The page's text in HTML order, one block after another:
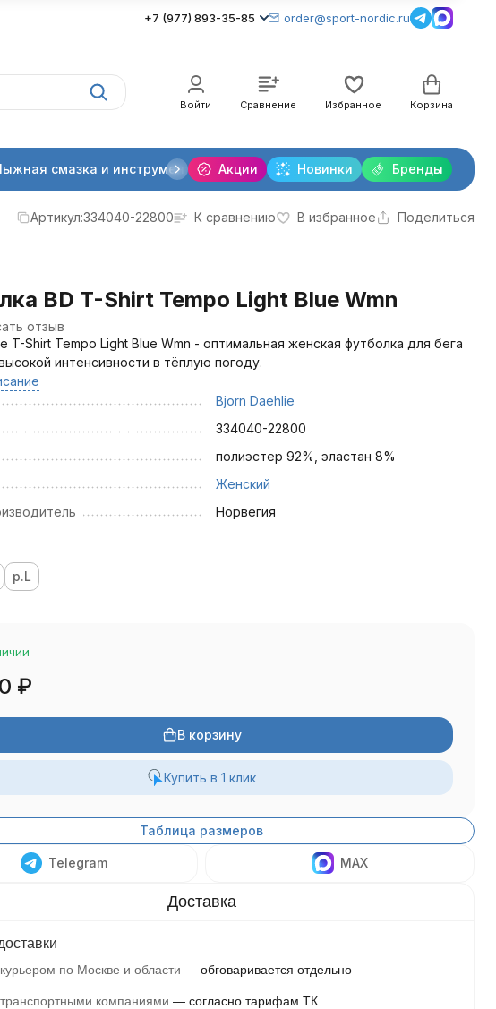
+7 (977) 893-35-85 order@sport-nordic.ru
Войти Сравнение Избранное Корзина
Акции Новинки Бренды
смазка и инструменты Крепления лыжные Очки и линзы
Артикул:334040-22800 К сравнению В избранное Поделиться
BD T-Shirt Tempo Light Blue Wmn
отзыв
T-Shirt Tempo Light Blue Wmn - оптимальная женская футболка для бега
интенсивности в тёплую погоду.
Bjorn Daehlie
334040-22800
полиэстер 92%, эластан 8%
Женский
Норвегия
р.L
₽
В корзину
Купить в 1 клик
Таблица размеров
Telegram MAX
по Москве и области обговаривается отдельно
транспортными компаниями согласно тарифам ТК